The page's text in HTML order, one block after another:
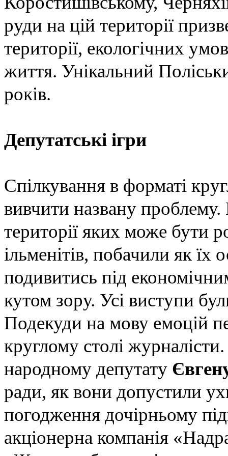
руди на цій території
території, екологічних
життя. Унікальний
років.
Депутатські ігри
Спілкування в форматі
вивчити названу
території яких може бути
ільменітів, побачили як їх
подивитись під
кутом зору. Усі виступи
Подекуди на мову емоцій
круглому столі
народному депутату
ради, як вони допустили
погодження дочірньому
акціонерна компанія